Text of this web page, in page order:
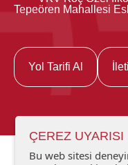
Tepeören Mahallesi
Yol Tarifi Al
ÇEREZ UYARISI
Bu web sitesi